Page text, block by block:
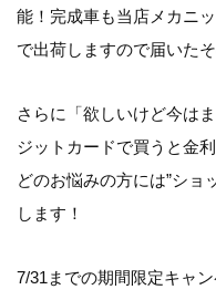
能！完成車も当店メカニ
で出荷しますので届いた
さらに「欲しいけど今は
ジットカードで買うと金
どのお悩みの方には”ショ
します！
7/31までの期間限定キャ